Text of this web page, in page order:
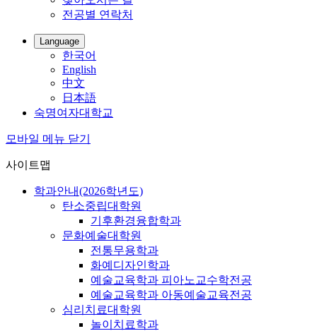
전공별 연락처
Language
한국어
English
中文
日本語
숙명여자대학교
모바일 메뉴 닫기
사이트맵
학과안내(2026학년도)
탄소중립대학원
기후환경융합학과
문화예술대학원
전통무용학과
화예디자인학과
예술교육학과 피아노교수학전공
예술교육학과 아동예술교육전공
심리치료대학원
놀이치료학과